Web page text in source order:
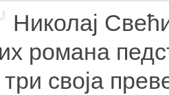
Николај
романа
своја